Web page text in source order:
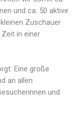
und ca. 50 aktive
Zuschauer
in einer
Eine große
an allen
und